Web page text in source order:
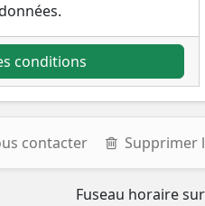
conditions
contacter Supprimer
Fuseau horaire sur